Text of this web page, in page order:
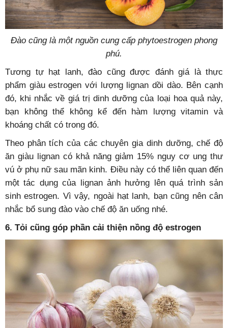
Đào cũng là một nguồn cung cấp phytoestrogen phong
phú.
Tương tự hạt lanh, đào cũng được đánh giá là thực
phẩm giàu estrogen với lượng lignan dồi dào. Bên cạnh
đó, khi nhắc về giá trị dinh dưỡng của loại hoa quả này,
bạn không thể không kể đến hàm lượng vitamin và
khoáng chất có trong đó.
Theo phân tích của các chuyên gia dinh dưỡng, chế độ
ăn giàu lignan có khả năng giảm 15% nguy cơ ung thư
vú ở phụ nữ sau mãn kinh. Điều này có thể liên quan đến
một tác dụng của lignan ảnh hưởng lên quá trình sản
sinh estrogen. Vì vậy, ngoài hạt lanh, bạn cũng nên cân
nhắc bổ sung đào vào chế độ ăn uống nhé.
6. Tỏi cũng góp phần cải thiện nồng độ estrogen